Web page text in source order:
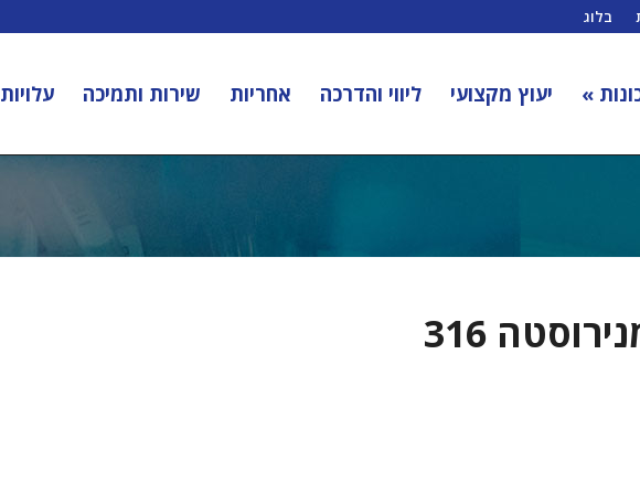
בלוג
» יעוץ מקצועי ליווי והדרכה אחריות שירות ותמיכה עלויות
316